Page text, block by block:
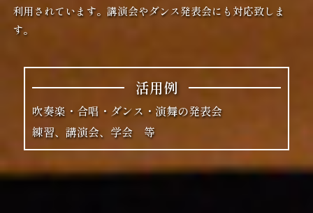
利用されています。講演会やダンス発表会にも対応致しま
す。
活用例
吹奏楽・合唱・ダンス・演舞の発表会
練習、講演会、学会 等